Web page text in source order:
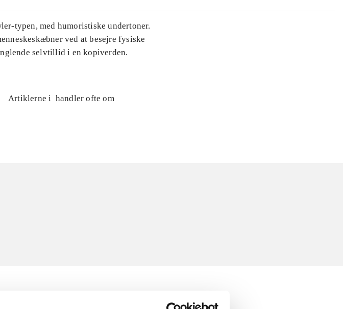
typen, med humoristiske undertoner.
ved at besejre fysiske
selvtillid i en kopiverden.
Artiklerne i handler ofte om